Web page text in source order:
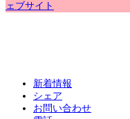
ェブサイト
新着情報
シェア
お問い合わせ